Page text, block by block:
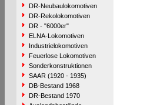
DR-Neubaulokomotiven
DR-Rekolokomotiven
DR - "6000er"
ELNA-Lokomotiven
Industrielokomotiven
Feuerlose Lokomotiven
Sonderkonstruktionen
SAAR (1920 - 1935)
DB-Bestand 1968
DR-Bestand 1970